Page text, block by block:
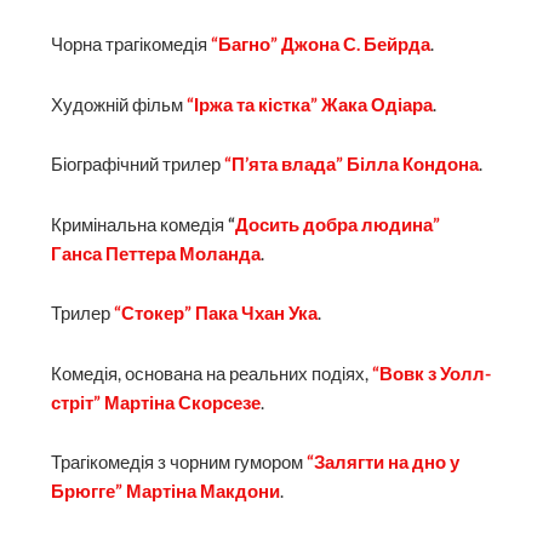
Чорна трагікомедія“Багно” Джона С. Бейрда.
Художній фільм“Іржа та кістка” Жака Одіара.
Біографічний трилер“П’ята влада” Білла Кондона.
Кримінальна комедія“Досить добра людина”
Ганса Петтера Моланда.
Трилер“Стокер” Пака Чхан Ука.
Комедія, основана на реальних подіях,“Вовк з Уолл-
стріт” Мартіна Скорсезе.
Трагікомедія з чорним гумором“Залягти на дно у
Брюгге” Мартіна Макдони.